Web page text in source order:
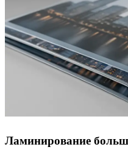
Ламинирование